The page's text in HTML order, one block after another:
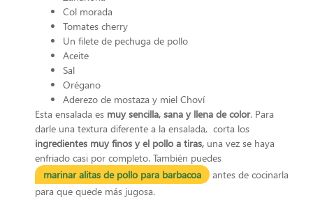
Col morada
Tomates cherry
Un filete de pechuga de pollo
Aceite
Sal
Orégano
Aderezo de mostaza y miel Choví
Esta ensalada es muy sencilla, sana y llena de color. Para
darle una textura diferente a la ensalada, corta los
ingredientes muy finos y el pollo a tiras, una vez se haya
enfriado casi por completo. También puedes
marinar alitas de pollo para barbacoa
antes de cocinarla
para que quede más jugosa.